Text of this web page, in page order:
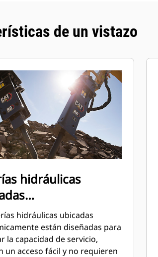
de un vistazo
hidráulicas
hidráulicas ubicadas
están diseñadas para
la capacidad de servicio,
un acceso fácil y no requieren